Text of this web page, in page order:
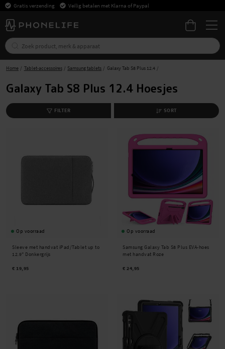
Gratis verzending Veilig betalen met Klarna of Paypal
Home Tablet-accessoires Samsung tablets Galaxy Tab S8 Plus 12.4
Galaxy Tab S8 Plus 12.4 Hoesjes
FILTER SORT
Op voorraad
Sleeve met handvat iPad/Tablet up to
12.9" Donkergrijs
€ 19,95
Op voorraad
Samsung Galaxy Tab S8 Plus EVA-hoes
met handvat Roze
€ 24,95